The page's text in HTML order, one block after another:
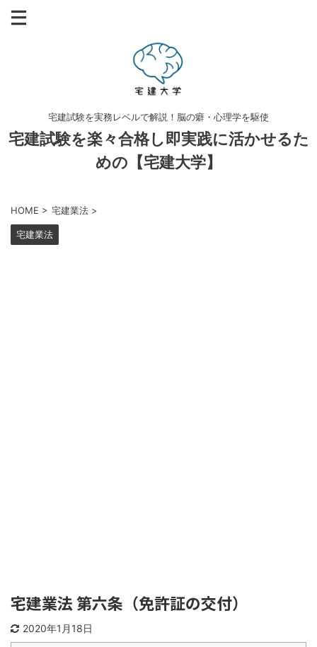
宅建試験を実務レベルで解説！脳の癖・心理学を駆使
宅建試験を楽々合格し即実践に活かせるた
めの【宅建大学】
HOME > 宅建業法 >
宅建業法
宅建業法 第六条（免許証の交付）
2020年1月18日